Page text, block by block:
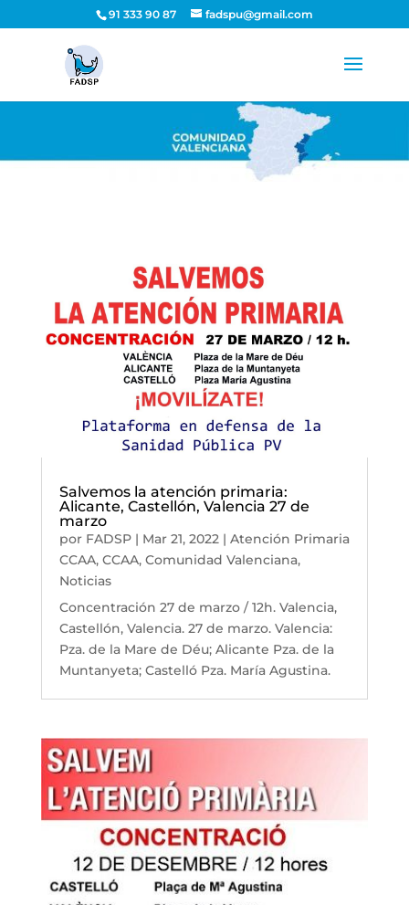
91 333 90 87 fadspu@gmail.com
Salvemos la atención primaria:
Alicante, Castellón, Valencia 27 de
marzo
por FADSP| Mar 21, 2022| Atención Primaria
CCAA, CCAA, Comunidad Valenciana,
Noticias
Concentración 27 de marzo / 12h. Valencia,
Castellón, Valencia. 27 de marzo. Valencia:
Pza. de la Mare de Déu; Alicante Pza. de la
Muntanyeta; Castelló Pza. María Agustina.